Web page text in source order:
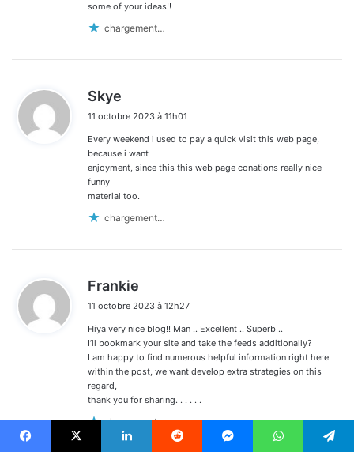
some of your ideas!!
chargement…
Skye
t
11 octobre 2023 à 11h01
Every weekend i used to pay a quick visit this web page,
because i want
enjoyment, since this this web page conations really nice
funny
material too.
chargement…
Frankie
t
:
11 octobre 2023 à 12h27
Hiya very nice blog!! Man .. Excellent .. Superb ..
I’ll bookmark your site and take the feeds additionally?
I am happy to find numerous helpful information right here
within the post, we want develop extra strategies on this
regard,
thank you for sharing. . . . . .
chargement…